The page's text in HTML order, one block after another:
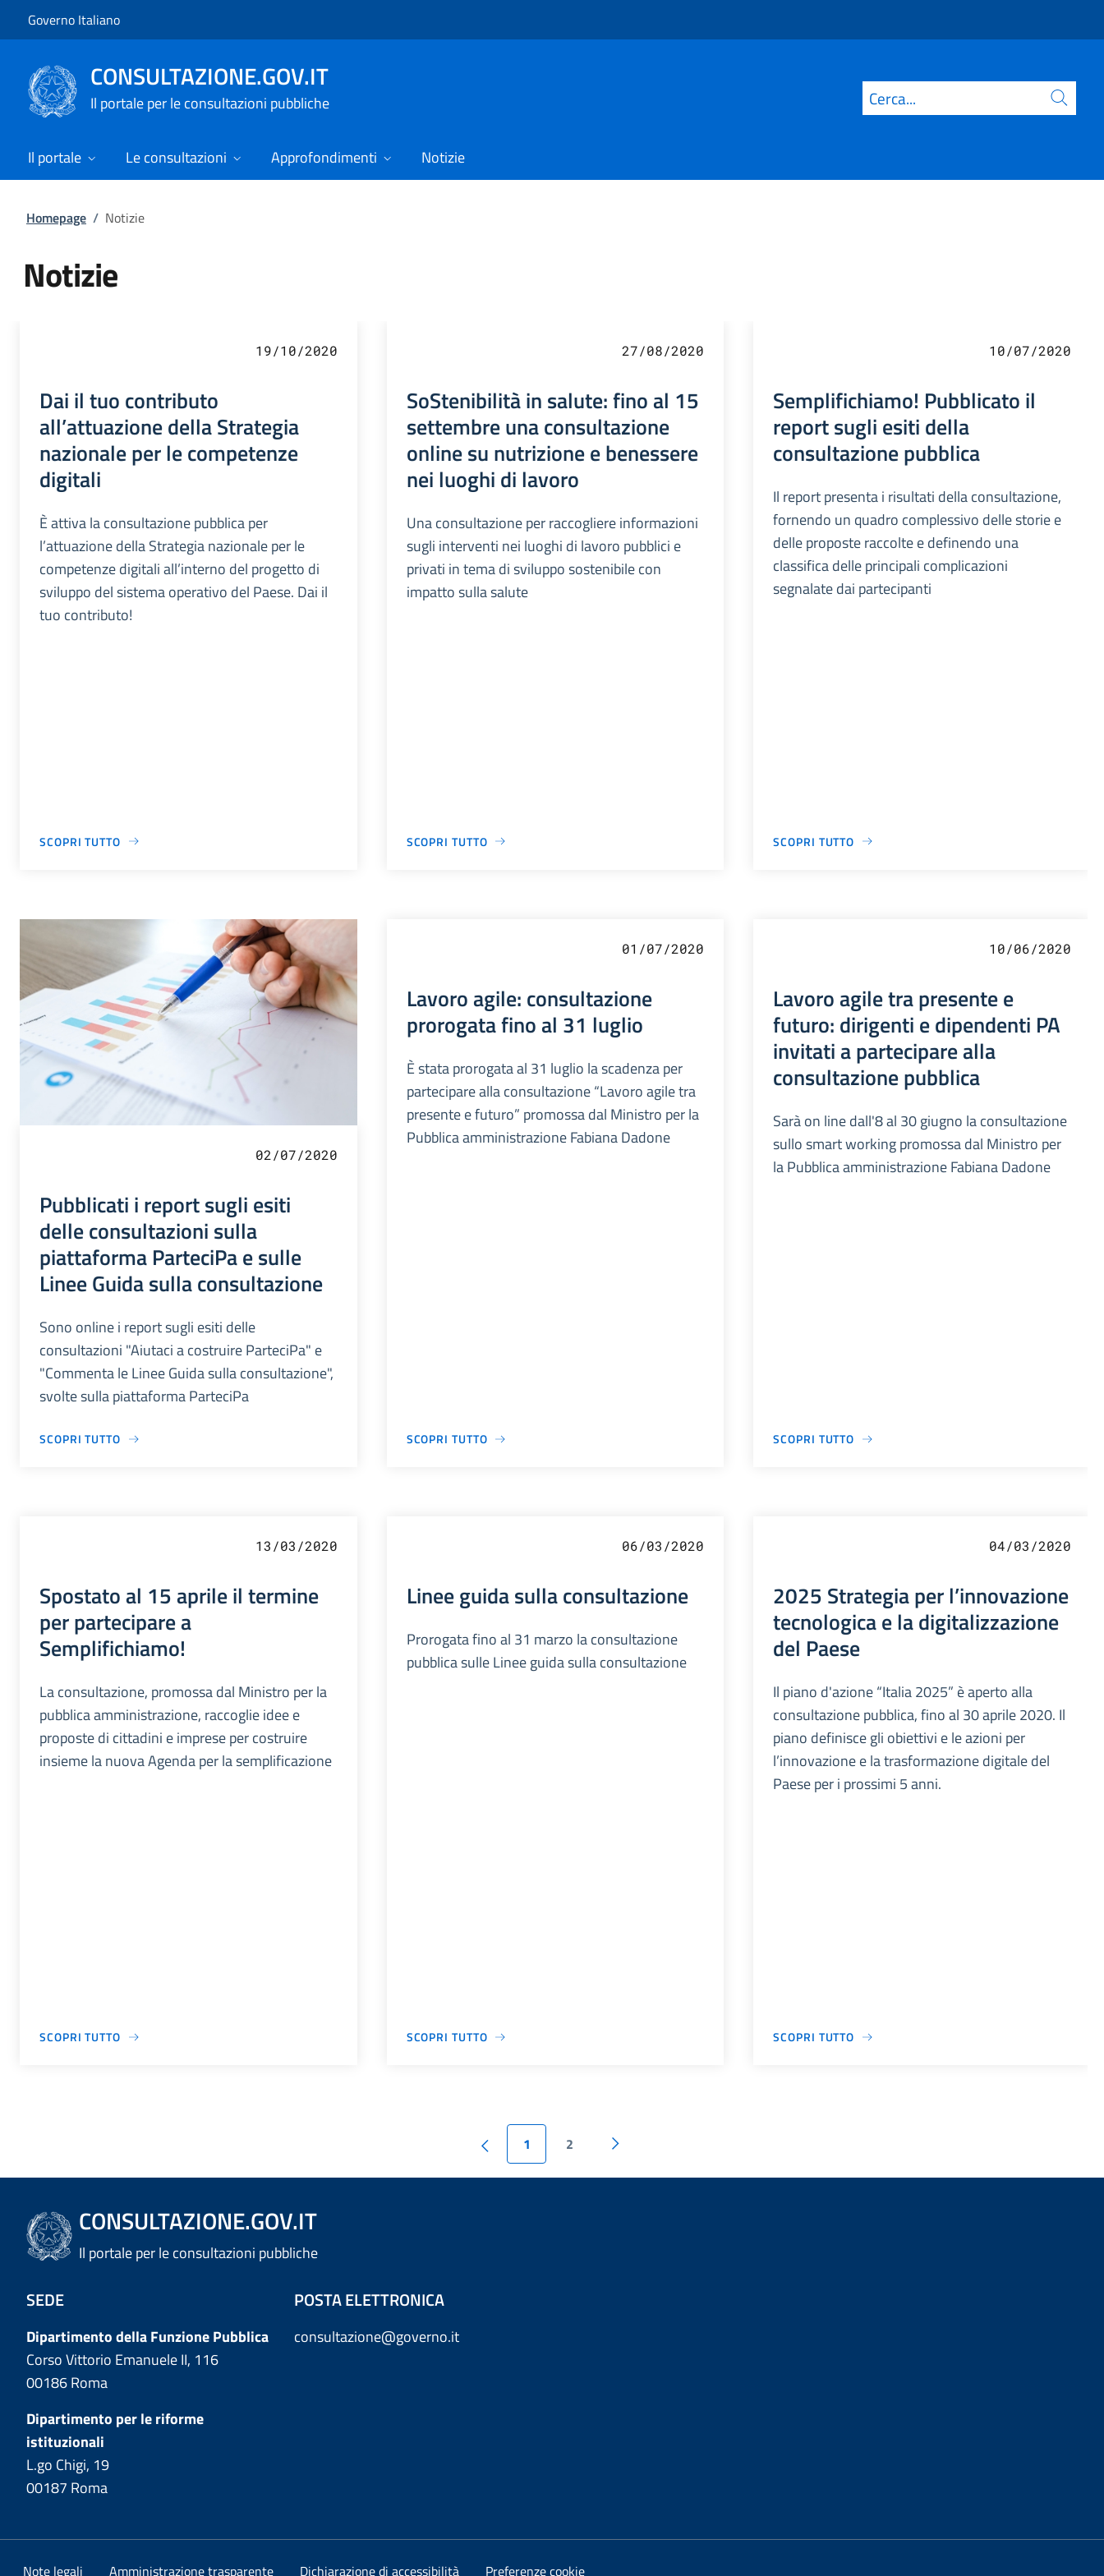
Governo Italiano
CONSULTAZIONE.GOV.IT
Il portale per le consultazioni pubbliche Cerca
Il portale Le consultazioni Approfondimenti Notizie
Homepage / Notizie
Notizie
Tutti i contenuti della pagina Notizie
19/10/2020
Dai il tuo contributo
all’attuazione della Strategia
nazionale per le competenze
digitali
È attiva la consultazione pubblica per
l’attuazione della Strategia nazionale per le
competenze digitali all’interno del progetto di
sviluppo del sistema operativo del Paese. Dai il
tuo contributo!
SCOPRI TUTTO
27/08/2020
SoStenibilità in salute: fino al 15
settembre una consultazione
online su nutrizione e benessere
nei luoghi di lavoro
Una consultazione per raccogliere informazioni
sugli interventi nei luoghi di lavoro pubblici e
privati in tema di sviluppo sostenibile con
impatto sulla salute
SCOPRI TUTTO
10/07/2020
Semplifichiamo! Pubblicato il
report sugli esiti della
consultazione pubblica
Il report presenta i risultati della consultazione,
fornendo un quadro complessivo delle storie e
delle proposte raccolte e definendo una
classifica delle principali complicazioni
segnalate dai partecipanti
SCOPRI TUTTO
02/07/2020
Pubblicati i report sugli esiti
delle consultazioni sulla
piattaforma ParteciPa e sulle
Linee Guida sulla consultazione
Sono online i report sugli esiti delle
consultazioni "Aiutaci a costruire ParteciPa" e
"Commenta le Linee Guida sulla consultazione",
svolte sulla piattaforma ParteciPa
SCOPRI TUTTO
01/07/2020
Lavoro agile: consultazione
prorogata fino al 31 luglio
È stata prorogata al 31 luglio la scadenza per
partecipare alla consultazione “Lavoro agile tra
presente e futuro” promossa dal Ministro per la
Pubblica amministrazione Fabiana Dadone
SCOPRI TUTTO
10/06/2020
Lavoro agile tra presente e
futuro: dirigenti e dipendenti PA
invitati a partecipare alla
consultazione pubblica
Sarà on line dall'8 al 30 giugno la consultazione
sullo smart working promossa dal Ministro per
la Pubblica amministrazione Fabiana Dadone
SCOPRI TUTTO
13/03/2020
Spostato al 15 aprile il termine
per partecipare a
Semplifichiamo!
La consultazione, promossa dal Ministro per la
pubblica amministrazione, raccoglie idee e
proposte di cittadini e imprese per costruire
insieme la nuova Agenda per la semplificazione
SCOPRI TUTTO
06/03/2020
Linee guida sulla consultazione
Prorogata fino al 31 marzo la consultazione
pubblica sulle Linee guida sulla consultazione
SCOPRI TUTTO
04/03/2020
2025 Strategia per l’innovazione
tecnologica e la digitalizzazione
del Paese
Il piano d'azione “Italia 2025” è aperto alla
consultazione pubblica, fino al 30 aprile 2020. Il
piano definisce gli obiettivi e le azioni per
l’innovazione e la trasformazione digitale del
Paese per i prossimi 5 anni.
SCOPRI TUTTO
1 2
CONSULTAZIONE.GOV.IT
Il portale per le consultazioni pubbliche
SEDE
Dipartimento della Funzione Pubblica
Corso Vittorio Emanuele II, 116
00186 Roma
Dipartimento per le riforme
istituzionali
L.go Chigi, 19
00187 Roma
POSTA ELETTRONICA
consultazione@governo.it
Note legali Amministrazione trasparente Dichiarazione di accessibilità Preferenze cookie